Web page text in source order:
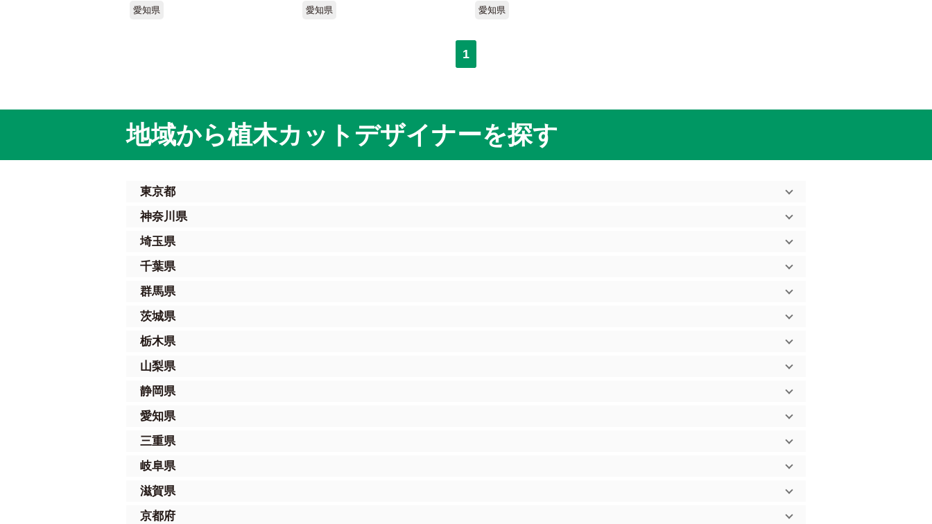
愛知県 愛知県 愛知県
1
地域から植木カットデザイナーを探す
東京都
神奈川県
埼玉県
千葉県
群馬県
茨城県
栃木県
山梨県
静岡県
愛知県
三重県
岐阜県
滋賀県
京都府